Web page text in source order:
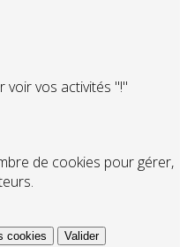
voir vos activités "!"
de cookies pour gérer,
cookies Valider